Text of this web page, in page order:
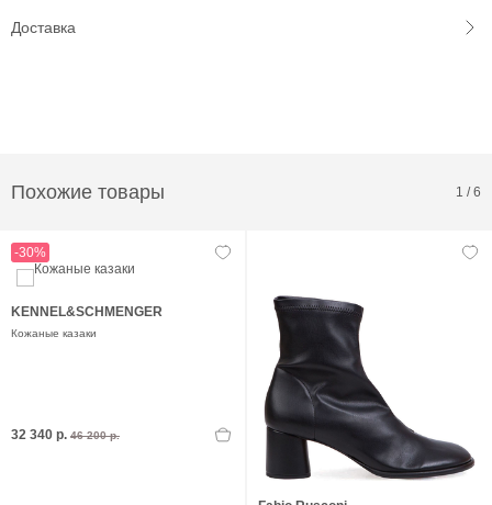
Доставка
Похожие товары 1 /6
-30%
KENNEL&SCHMENGER
Кожаные казаки
32 340 р. 46 200 р.